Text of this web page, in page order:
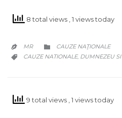
8 total views , 1 views today
 MR  CATEGORY
CAUZE NAŢIONALE
 CATEGORY
CAUZE NATIONALE, DUMNEZEU
9 total views , 1 views today